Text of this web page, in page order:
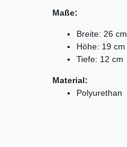
Maße:
Breite: 26 cm
Höhe: 19 cm
Tiefe: 12 cm
Material:
Polyurethan